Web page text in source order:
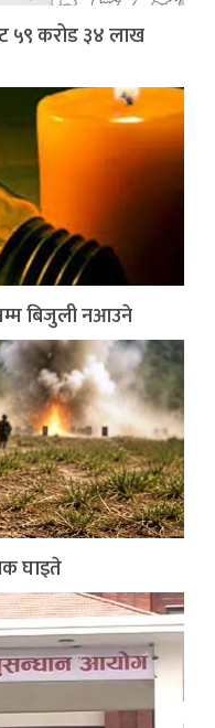
५९ करोड ३४ लाख
बिजुली नआउने
घाइते